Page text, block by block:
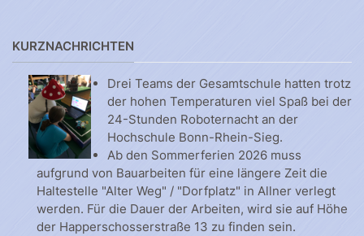
KURZNACHRICHTEN
Drei Teams der Gesamtschule hatten trotz
der hohen Temperaturen viel Spaß bei der
24-Stunden Roboternacht an der
Hochschule Bonn-Rhein-Sieg.
Ab den Sommerferien 2026 muss
aufgrund von Bauarbeiten für eine längere Zeit die
Haltestelle "Alter Weg" / "Dorfplatz" in Allner verlegt
werden. Für die Dauer der Arbeiten, wird sie auf Höhe
der Happerschosserstraße 13 zu finden sein.